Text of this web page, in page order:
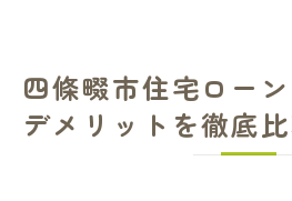
四條畷市住宅ロー
デメリットを徹底